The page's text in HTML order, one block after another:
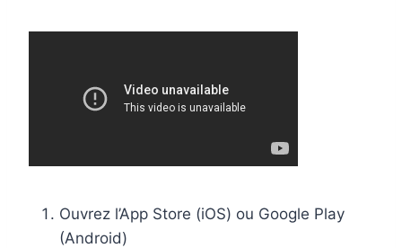
Ouvrez l’App Store (iOS) ou Google Play
(Android)